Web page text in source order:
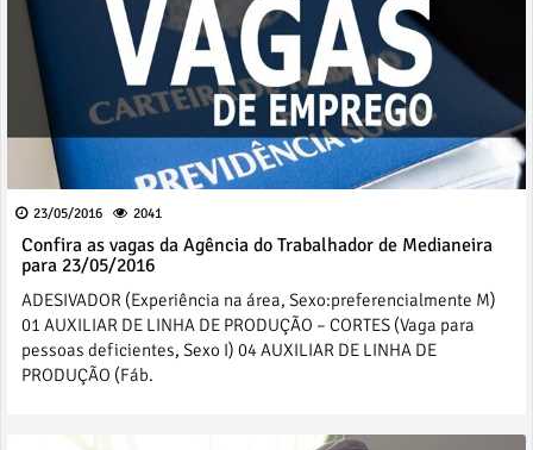
23/05/2016 2041
Confira as vagas da Agência do Trabalhador de Medianeira
para 23/05/2016
ADESIVADOR (Experiência na área, Sexo:preferencialmente M)
01 AUXILIAR DE LINHA DE PRODUÇÃO – CORTES (Vaga para
pessoas deficientes, Sexo I) 04 AUXILIAR DE LINHA DE
PRODUÇÃO (Fáb.